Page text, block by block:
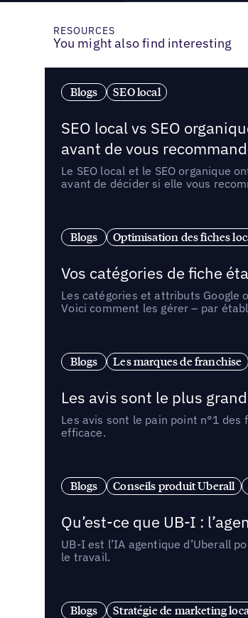
RESOURCES
You might also find interesting
Blogs SEO local
SEO local vs SEO
avant de vous
Le SEO local et le SEO organique
avant de décider si elle vous
Blogs Optimisation des fiches
Vos catégories de fiche
Les catégories et attributs Google
Voici comment les gérer – par
Blogs Les marques de franchise
Les avis sont le plus
Les avis sont le pain point n°1
efficace.
Blogs Conseils produit Uberall
Qu’est-ce que UB-I :
UB-I est l’IA agentique d’Uberall
le travail.
Blogs Stratégie de marketing